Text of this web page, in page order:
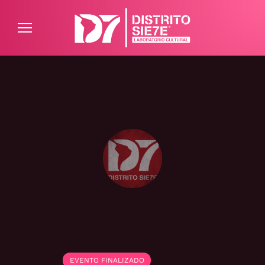
EVENTO FINALIZADO